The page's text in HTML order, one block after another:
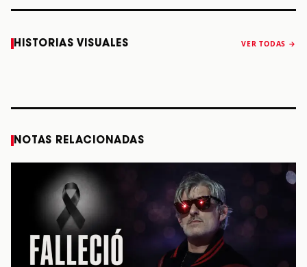
HISTORIAS VISUALES VER TODAS →
Caifanes regresa
a Monterrey el
Fallece Felipe
Staiti, guitarrista
anuncia “Reality
NOTAS RELACIONADAS